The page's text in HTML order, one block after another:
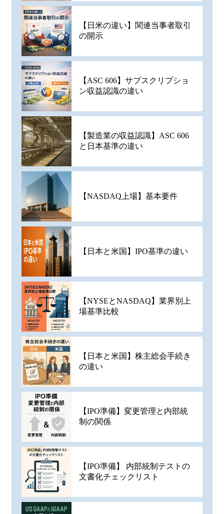
【日米の違い】関連当事者取引
の開示
【ASC 606】サブスクリプショ
ン収益認識の違い
【製造業の収益認識】ASC 606
と日本基準の違い
【NASDAQ上場】基本要件
【日本と米国】IPO基準の違い
【NYSEとNASDAQ】業界別上
場基準比較
【日本と米国】株主総会手続き
の違い
【IPO準備】変更管理と内部統
制の関係
【IPO準備】 内部統制テストの
文書化チェックリスト